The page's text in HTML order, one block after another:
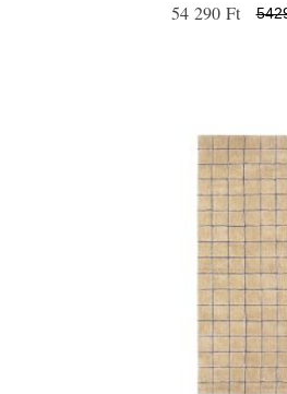
54 290 Ft